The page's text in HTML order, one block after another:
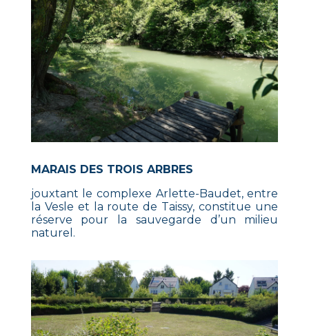
MARAIS DES TROIS ARBRES
jouxtant le complexe Arlette-Baudet, entre
la Vesle et la route de Taissy, constitue une
réserve pour la sauvegarde d’un milieu
naturel.